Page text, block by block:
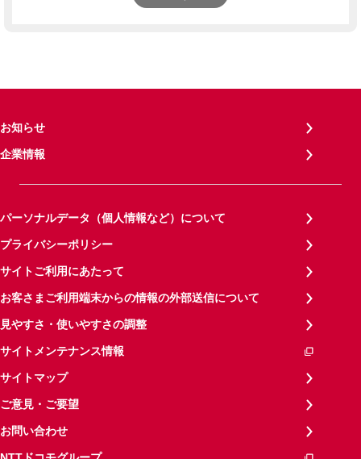
お知らせ
企業情報
パーソナルデータ（個人情報など）について
プライバシーポリシー
サイトご利用にあたって
お客さまご利用端末からの情報の外部送信について
見やすさ・使いやすさの調整
サイトメンテナンス情報
サイトマップ
ご意見・ご要望
お問い合わせ